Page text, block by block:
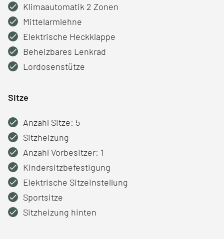
Klimaautomatik 2 Zonen
Mittelarmlehne
Elektrische Heckklappe
Beheizbares Lenkrad
Lordosenstütze
Sitze
Anzahl Sitze: 5
Sitzheizung
Anzahl Vorbesitzer: 1
Kindersitzbefestigung
Elektrische Sitzeinstellung
Sportsitze
Sitzheizung hinten